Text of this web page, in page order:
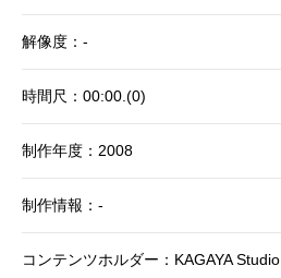
解像度：-
時間尺：00:00.(0)
制作年度：2008
制作情報：-
コンテンツホルダー：KAGAYA Studio